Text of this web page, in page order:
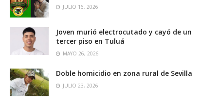
JULIO 16, 2026
Joven murió electrocutado y cayó de un
tercer piso en Tuluá
MAYO 26, 2026
Doble homicidio en zona rural de Sevilla
JULIO 23, 2026